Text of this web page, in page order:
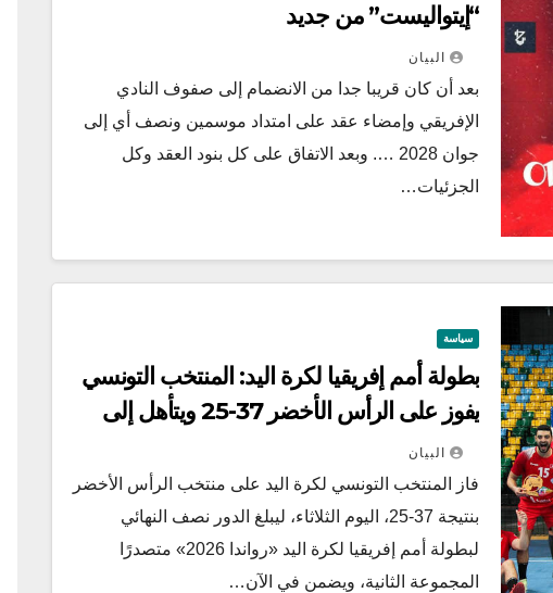
“إيتواليست” من جديد
البيان
بعد أن كان قريبا جدا من الانضمام إلى صفوف النادي
الإفريقي وإمضاء عقد على امتداد موسمين ونصف أي إلى
جوان 2028 …. وبعد الاتفاق على كل بنود العقد وكل
الجزئيات…
سياسة
بطولة أمم إفريقيا لكرة اليد: المنتخب التونسي
يفوز على الرأس الأخضر 37-25 ويتأهل إلى
نصف النهائي في صدارة المجموعة الثانية
البيان
فاز المنتخب التونسي لكرة اليد على منتخب الرأس الأخضر
بنتيجة 37-25، اليوم الثلاثاء، ليبلغ الدور نصف النهائي
لبطولة أمم إفريقيا لكرة اليد «رواندا 2026» متصدرًا
المجموعة الثانية، ويضمن في الآن…